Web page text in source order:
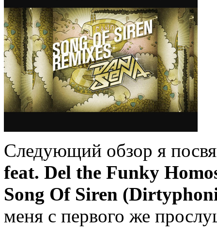
Следующий обзор я
feat. Del the Funky
Song Of Siren
меня с первого же